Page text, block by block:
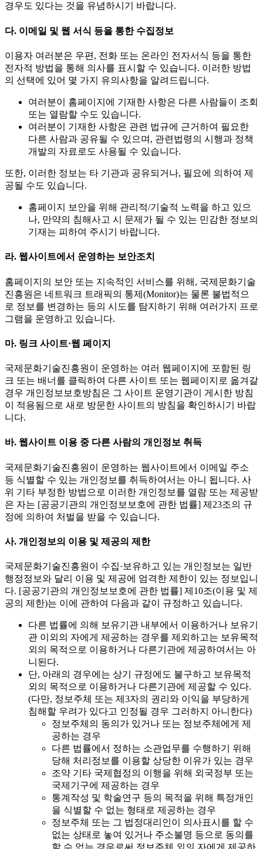
경우도 있다는 것을 유념하시기 바랍니다.
다. 이메일 및 웹 서식 등을 통한 수집정보
이용자 여러분은 우편, 전화 또는 온라인 전자서식 등을 통한
전자적 방법을 통해 의사를 표시할 수 있습니다. 이러한 방법
의 선택에 있어 몇 가지 유의사항을 알려드립니다.
여러분이 홈페이지에 기재한 사항은 다른 사람들이 조회
또는 열람할 수도 있습니다.
여러분이 기재한 사항은 관련 법규에 근거하여 필요한
다른 사람과 공유될 수 있으며, 관련법령의 시행과 정책
개발의 자료로도 사용될 수 있습니다.
또한, 이러한 정보는 타 기관과 공유되거나, 필요에 의하여 제
공될 수도 있습니다.
홈페이지 보안을 위해 관리적/기술적 노력을 하고 있으
나, 만약의 침해사고 시 문제가 될 수 있는 민감한 정보의
기재는 피하여 주시기 바랍니다.
라. 웹사이트에서 운영하는 보안조치
홈페이지의 보안 또는 지속적인 서비스를 위해, 국제문화기술
진흥원은 네트워크 트래픽의 통제(Monitor)는 물론 불법적으
로 정보를 변경하는 등의 시도를 탐지하기 위해 여러가지 프로
그램을 운영하고 있습니다.
마. 링크 사이트·웹 페이지
국제문화기술진흥원이 운영하는 여러 웹페이지에 포함된 링
크 또는 배너를 클릭하여 다른 사이트 또는 웹페이지로 옮겨갈
경우 개인정보보호방침은 그 사이트 운영기관이 게시한 방침
이 적용됨으로 새로 방문한 사이트의 방침을 확인하시기 바랍
니다.
바. 웹사이트 이용 중 다른 사람의 개인정보 취득
국제문화기술진흥원이 운영하는 웹사이트에서 이메일 주소
등 식별할 수 있는 개인정보를 취득하여서는 아니 됩니다. 사
위 기타 부정한 방법으로 이러한 개인정보를 열람 또는 제공받
은 자는 [공공기관의 개인정보보호에 관한 법률] 제23조의 규
정에 의하여 처벌을 받을 수 있습니다.
사. 개인정보의 이용 및 제공의 제한
국제문화기술진흥원이 수집·보유하고 있는 개인정보는 일반
행정정보와 달리 이용 및 제공에 엄격한 제한이 있는 정보입니
다. [공공기관의 개인정보보호에 관한 법률] 제10조(이용 및 제
공의 제한)는 이에 관하여 다음과 같이 규정하고 있습니다.
다른 법률에 의해 보유기관 내부에서 이용하거나 보유기
관 이외의 자에게 제공하는 경우를 제외하고는 보유목적
외의 목적으로 이용하거나 다른기관에 제공하여서는 아
니된다.
단, 아래의 경우에는 상기 규정에도 불구하고 보유목적
외의 목적으로 이용하거나 다른기관에 제공할 수 있다.
(다만, 정보주체 또는 제3자의 권리와 이익을 부당하게
침해할 우려가 있다고 인정될 경우 그러하지 아니한다)
정보주체의 동의가 있거나 또는 정보주체에게 제
공하는 경우
다른 법률에서 정하는 소관업무를 수행하기 위해
당해 처리정보를 이용할 상당한 이유가 있는 경우
조약 기타 국제협정의 이행을 위해 외국정부 또는
국제기구에 제공하는 경우
통계작성 및 학술연구 등의 목적을 위해 특정개인
을 식별할 수 없는 형태로 제공하는 경우
정보주체 또는 그 법정대리인이 의사표시를 할 수
없는 상태로 놓여 있거나 주소불명 등으로 동의를